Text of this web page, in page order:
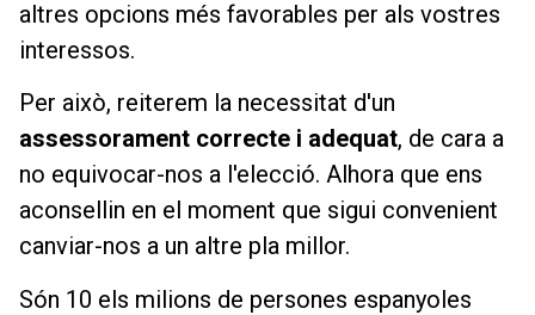
altres opcions més favorables per als vostres
interessos.
Per això, reiterem la necessitat d'un
assessorament correcte i adequat, de cara a
no equivocar-nos a l'elecció. Alhora que ens
aconsellin en el moment que sigui convenient
canviar-nos a un altre pla millor.
Són 10 els milions de persones espanyoles